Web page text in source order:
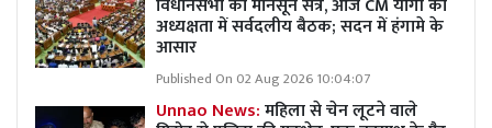
अध्यक्षता में सर्वदलीय बैठक; सदन में हंगामे के
आसार
Published On 02 Aug 2026 10:04:07
Unnao News:महिला से चेन लूटने वाले